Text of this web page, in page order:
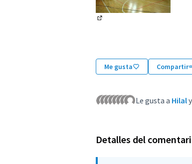
Me gusta Compartir
Le gusta a Hilal
Detalles del